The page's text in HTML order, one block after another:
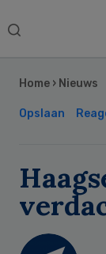
Search
Home › Nieuws
Opslaan
Sidebar